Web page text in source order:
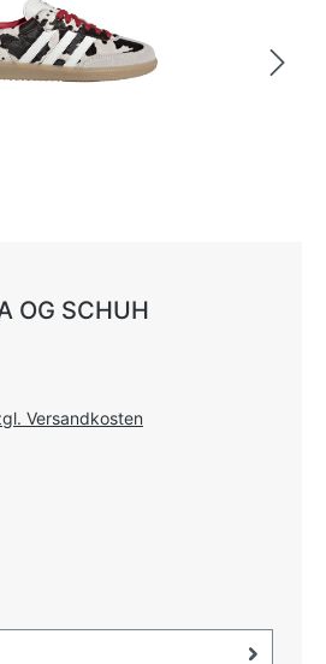
OG SCHUH
Versandkosten
aktuell ausgewählt: